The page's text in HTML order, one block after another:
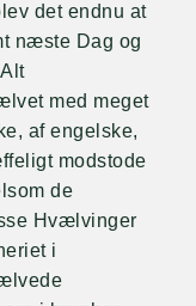
det endnu at
næste Dag og
med meget
af engelske,
modstode
de
Hvælvinger
i